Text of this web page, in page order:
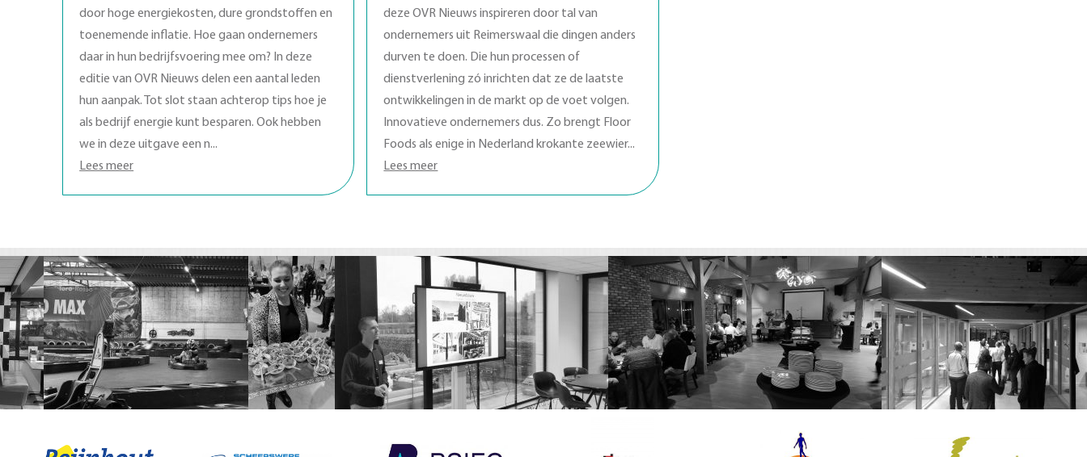
door hoge energiekosten, dure grondstoffen en
toenemende inflatie. Hoe gaan ondernemers
daar in hun bedrijfsvoering mee om? In deze
editie van OVR Nieuws delen een aantal leden
hun aanpak. Tot slot staan achterop tips hoe je
als bedrijf energie kunt besparen. Ook hebben
we in deze uitgave een n...
Lees meer
deze OVR Nieuws inspireren door tal van
ondernemers uit Reimerswaal die dingen anders
durven te doen. Die hun processen of
dienstverlening zó inrichten dat ze de laatste
ontwikkelingen in de markt op de voet volgen.
Innovatieve ondernemers dus. Zo brengt Floor
Foods als enige in Nederland krokante zeewier...
Lees meer